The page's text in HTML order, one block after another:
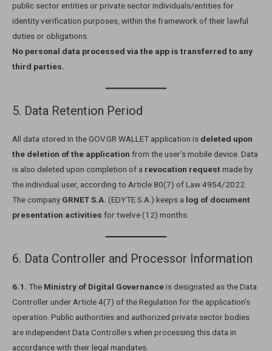
public sector entities or private sector individuals/entities for
identity verification purposes, within the framework of their lawful
duties or obligations.
No personal data processed via the app is transferred to any
third parties.
5. Data Retention Period
All data stored in the GOV.GR WALLET application is deleted upon
the deletion of the application from the user’s mobile device. Data
is also deleted upon completion of a revocation request made by
the individual user, according to Article 80(7) of Law 4954/2022.
The company GRNET S.A. (EDYTE S.A.) keeps a log of document
presentation activities for twelve (12) months.
6. Data Controller and Processor Information
6.1. The Ministry of Digital Governanceis designated as the Data
Controller under Article 4(7) of the Regulation for the application’s
operation. Public authorities and authorized private sector bodies
are independent Data Controllers when processing this data in
accordance with their legal mandates.